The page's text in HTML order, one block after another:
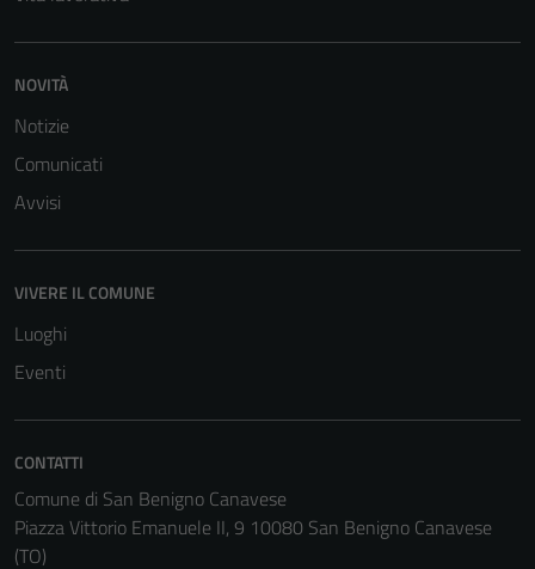
NOVITÀ
Notizie
Comunicati
Avvisi
VIVERE IL COMUNE
Luoghi
Eventi
CONTATTI
Comune di San Benigno Canavese
Piazza Vittorio Emanuele II, 9 10080 San Benigno Canavese
(TO)
funzionamento
non raccolgono